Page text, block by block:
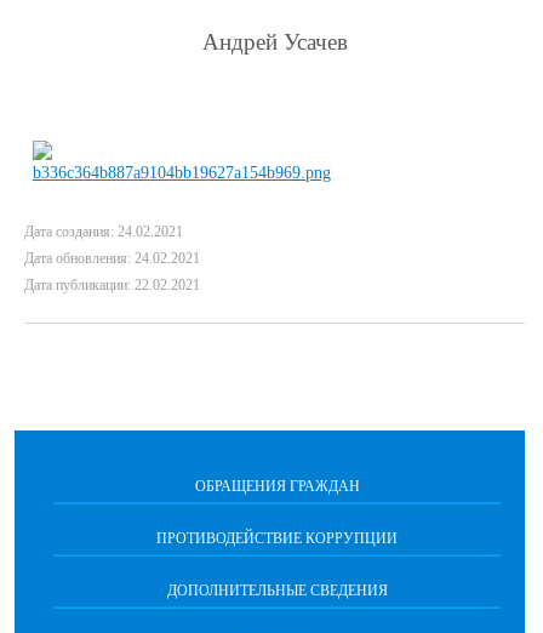
Андрей Усачев
Дата создания: 24.02.2021
Дата обновления: 24.02.2021
Дата публикации: 22.02.2021
ОБРАЩЕНИЯ ГРАЖДАН
ПРОТИВОДЕЙСТВИЕ КОРРУПЦИИ
ДОПОЛНИТЕЛЬНЫЕ СВЕДЕНИЯ